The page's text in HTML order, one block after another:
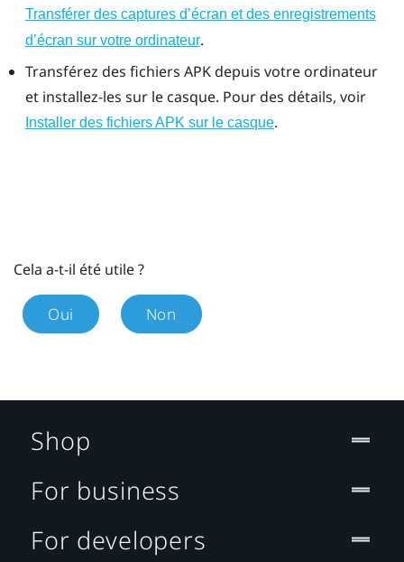
Transférer des captures d’écran et des enregistrements
d’écran sur votre ordinateur.
Transférez des fichiers APK depuis votre ordinateur
et installez-les sur le casque. Pour des détails, voir
Installer des fichiers APK sur le casque.
Cela a-t-il été utile ?
Oui Non
Shop
For business
For developers